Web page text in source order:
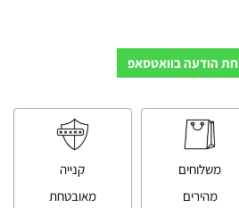
הודעה בוואטסאפ
משלוחים
מהירים
קנייה
מאובטחת